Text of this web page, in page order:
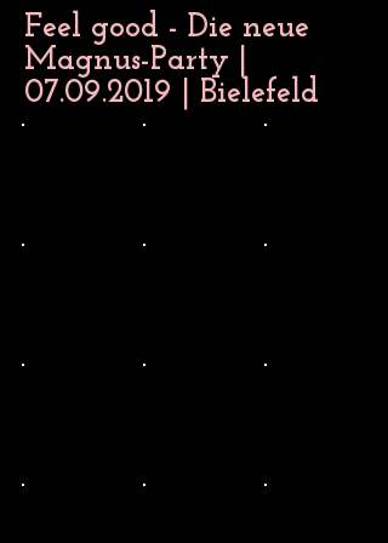
Feel good - Die neue
Magnus-Party |
07.09.2019 | Bielefeld